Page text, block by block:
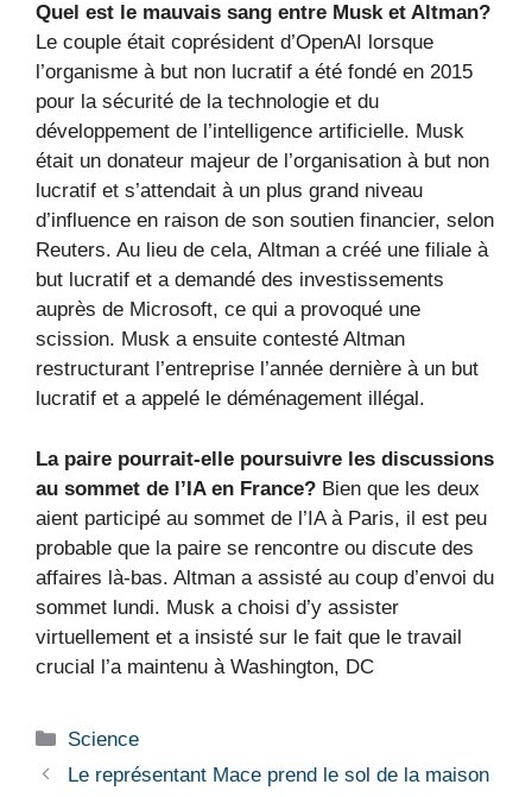
Quel est le mauvais sang entre Musk et Altman?
Le couple était coprésident d’OpenAI lorsque
l’organisme à but non lucratif a été fondé en 2015
pour la sécurité de la technologie et du
développement de l’intelligence artificielle. Musk
était un donateur majeur de l’organisation à but non
lucratif et s’attendait à un plus grand niveau
d’influence en raison de son soutien financier, selon
Reuters. Au lieu de cela, Altman a créé une filiale à
but lucratif et a demandé des investissements
auprès de Microsoft, ce qui a provoqué une
scission. Musk a ensuite contesté Altman
restructurant l’entreprise l’année dernière à un but
lucratif et a appelé le déménagement illégal.
La paire pourrait-elle poursuivre les discussions
au sommet de l’IA en France? Bien que les deux
aient participé au sommet de l’IA à Paris, il est peu
probable que la paire se rencontre ou discute des
affaires là-bas. Altman a assisté au coup d’envoi du
sommet lundi. Musk a choisi d’y assister
virtuellement et a insisté sur le fait que le travail
crucial l’a maintenu à Washington, DC
Catégories
Science
Le représentant Mace prend le sol de la maison